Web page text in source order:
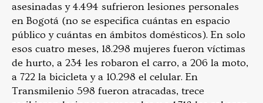
asesinadas y 4.494 sufrieron lesiones personales
en Bogotá (no se especifica cuántas en espacio
público y cuántas en ámbitos domésticos). En solo
esos cuatro meses, 18.298 mujeres fueron víctimas
de hurto, a 234 les robaron el carro, a 206 la moto,
a 722 la bicicleta y a 10.298 el celular. En
Transmilenio 598 fueron atracadas, trece